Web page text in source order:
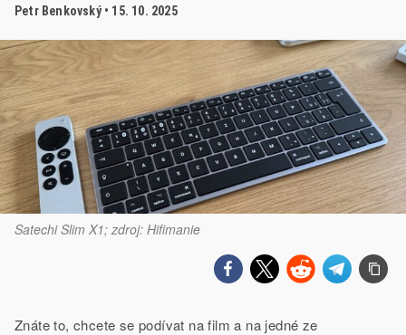
Petr Benkovský• 15. 10. 2025
Satechi Slim X1; zdroj: Hifimanie
Znáte to, chcete se podívat na film a na jedné ze